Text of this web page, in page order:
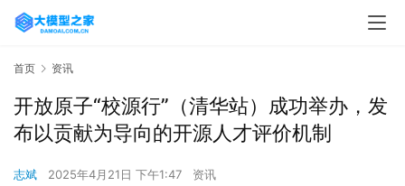
首页 资讯
开放原子“校源行”（清华站）成功举办，发
布以贡献为导向的开源人才评价机制
志斌 2025年4月21日 下午1:47 资讯